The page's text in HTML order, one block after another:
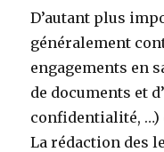
D’autant plus
généralement
engagements en
de documents et
confidentialité, …)
La rédaction des